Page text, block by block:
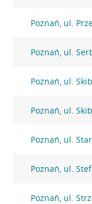
Poznań, ul.
Poznań, ul.
Poznań, ul.
Poznań, ul.
Poznań, ul.
Poznań, ul.
Poznań, ul.